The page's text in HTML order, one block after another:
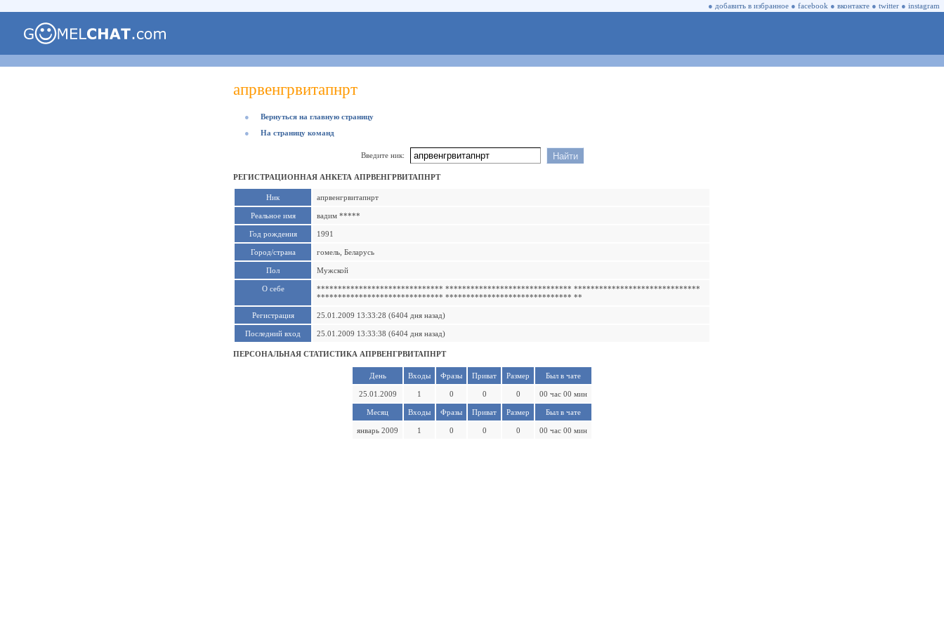
● добавить в избранное ● facebook ● вконтакте ● twitter ● instagram
апрвенгрвитапнрт
●
Вернуться на главную страницу
●
На страницу команд
Введите ник:
РЕГИСТРАЦИОННАЯ АНКЕТА АПРВЕНГРВИТАПНРТ
Ник апрвенгрвитапнрт
Реальное имя вадим *****
Год рождения 1991
Город/страна гомель, Беларусь
Пол Мужской
О себе
****************************** ****************************** ******************************
****************************** ****************************** **
Регистрация 25.01.2009 13:33:28 (6404 дня назад)
Последний вход 25.01.2009 13:33:38 (6404 дня назад)
ПЕРСОНАЛЬНАЯ СТАТИСТИКА АПРВЕНГРВИТАПНРТ
День Входы Фразы Приват Размер Был в чате
25.01.2009 1 0 0 0 00 час 00 мин
Месяц Входы Фразы Приват Размер Был в чате
январь 2009 1 0 0 0 00 час 00 мин